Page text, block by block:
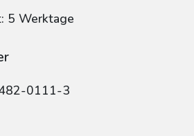
5 Werktage
0111-3